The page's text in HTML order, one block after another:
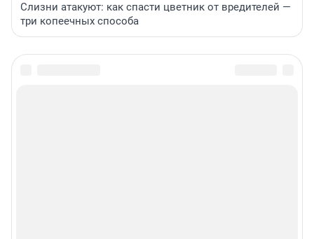
Слизни атакуют: как спасти цветник от вредителей —
три копеечных способа